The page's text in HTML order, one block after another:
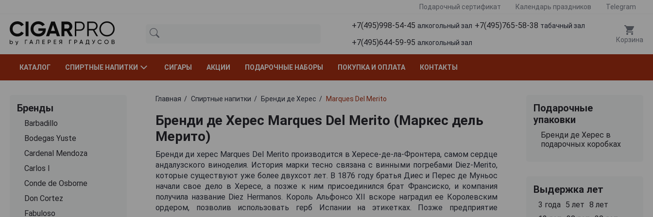
Подарочный сертификат Календарь праздников Telegram
+7(495)998-54-45 алкогольный зал +7(495)765-58-38 табачный зал
+7(495)644-59-95 алкогольный зал Корзина
КАТАЛОГ СПИРТНЫЕ НАПИТКИ СИГАРЫ АКЦИИ ПОДАРОЧНЫЕ НАБОРЫ ПОКУПКА И ОПЛАТА КОНТАКТЫ
Бренды
Barbadillo
Bodegas Yuste
Cardenal Mendoza
Carlos I
Conde de Osborne
Don Cortez
Fabuloso
Главная Спиртные напитки Бренди де Херес Marques Del Merito
Бренди де Херес Marques Del Merito (Маркес дель
Мерито)
Бренди ди херес Marques Del Merito производится в Хересе-де-ла-Фронтера, самом сердце
андалузского виноделия. История марки тесно связана с винными погребами Diez-Merito,
которые существуют уже более двухсот лет. В 1876 году братья Диес и Перес де Муньос
начали свое дело в Хересе, а позже к ним присоединился брат Франсиско, и компания
получила название Diez Hermanos. Король Альфонсо XII вскоре наградил ее Королевским
ордером, позволив использовать герб Испании на этикетках. Позже предприятие
Подарочные
упаковки
Бренди де Херес в
подарочных коробках
Выдержка лет
3 года 5 лет 8 лет